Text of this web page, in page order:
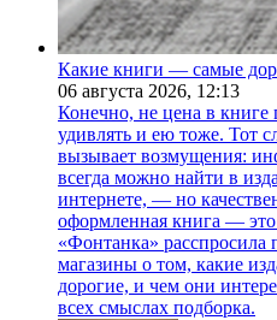
Какие книги — самые
06 августа 2026, 12:13
Конечно, не цена в
удивлять и ею тоже. Тот
вызывает возмущения:
всегда можно найти в
интернете, — но
оформленная книга — это
«Фонтанка» расспросила
магазины о том, какие
дорогие, и чем они
всех смыслах подборка.